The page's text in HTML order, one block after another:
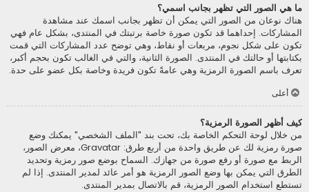
ما هي الصور التي تظهر بجانب اسمي؟
هناك نوعان من الصور التي يمكن أن تظهر بجانب اسمك عند مشاهدة
المشاركات. إحداهما قد تكون صورة خاصة برتبتك في المنتدى، بشكل عام فهي
تكون على شكل نجوم، مربعات أو نقاط، وهي توضح عدد المشاركات التي قمت
بكتابتها أو حالتك في المنتدى. الصورة الثانية، والتي في الغالب تكون بحجم أكبر،
تعرف باسم الصورة الرمزية وهي عامةً تكون فريدة وخاصة بكل عضو على حدة.
أعلى
كيف أظهر الصورة الرمزية؟
من خلال لوحة التحكم الخاصة بك، تحت بند "الملف الشخصي" يمكنك وضع
صورة رمزية لك عن طريق واحدة من أربع طرق: Gravatar، معرض الصور،
الربط مع صورة أو رفع صورة من جهازك. السماح بوضع صور رمزية وتحديد
الطرق التي يمكن بها وضع الصور الرمزية هو أمر عائد لمدير المنتدى. إذا لم
تستطع استخدام الصور الرمزية، قم بالاتصال بمدير المنتدى.